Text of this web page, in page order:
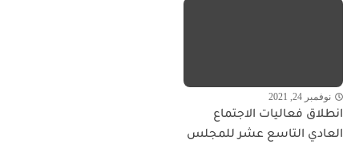
نوفمبر 24, 2021
انطلاق فعاليات الاجتماع
العادي التاسع عشر للمجلس